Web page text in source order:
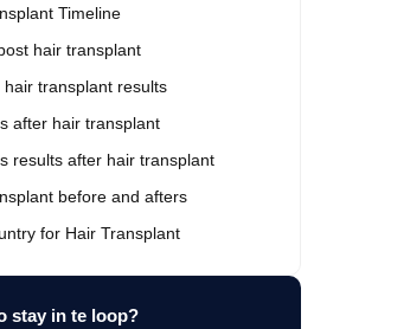
Timeline
hair transplant
hair transplant results
after hair transplant
results after hair transplant
before and afters
for Hair Transplant
stay in te loop?